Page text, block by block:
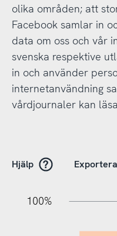
olika områden; att
Facebook samlar in
data om oss och vår
svenska respektive
in och använder
internetanvändning
vårdjournaler kan
Hjälp Exportera
100%